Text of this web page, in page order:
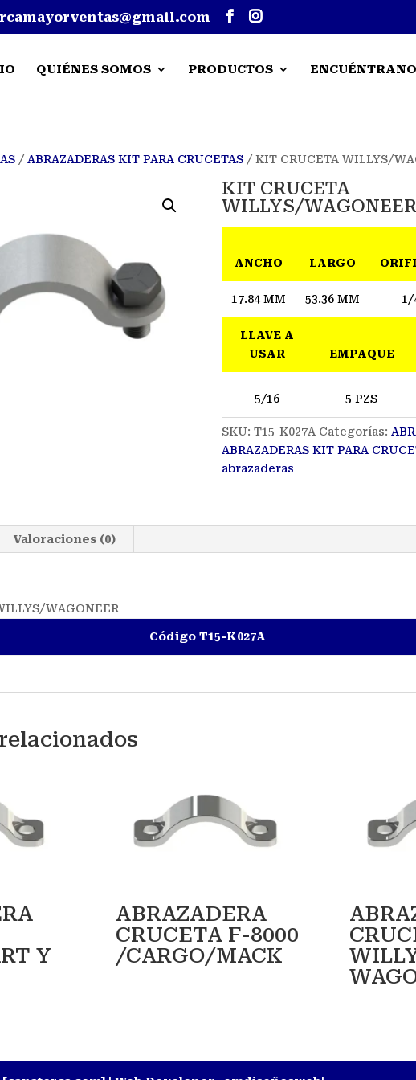
QUIÉNES SOMOS PRODUCTOS
/ ABRAZADERAS KIT PARA CRUCETAS / KIT CRUCETA WILLYS/
KIT CRUCETA
WILLYS/WAGONEER
ANCHO LARGO
17.84 MM 53.36 MM 1/
LLAVE A
USAR
EMPAQUE
5/16 5 PZS
SKU: T15-K027A Categorías:
ABRAZADERAS KIT PARA
abrazaderas
Valoraciones (0)
WAGONEER
Código T15-K027A
Y
ABRAZADERA
CRUCETA F-8000
/CARGO/MACK